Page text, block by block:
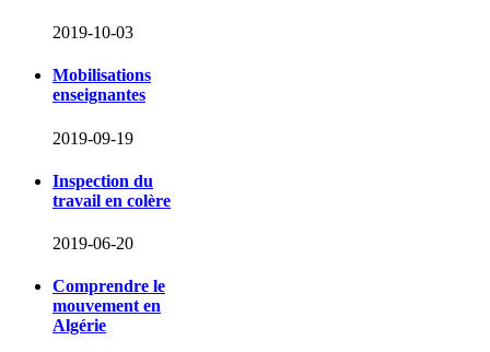
2019-10-03
Mobilisations
enseignantes
2019-09-19
Inspection du
travail en colère
2019-06-20
Comprendre le
mouvement en
Algérie